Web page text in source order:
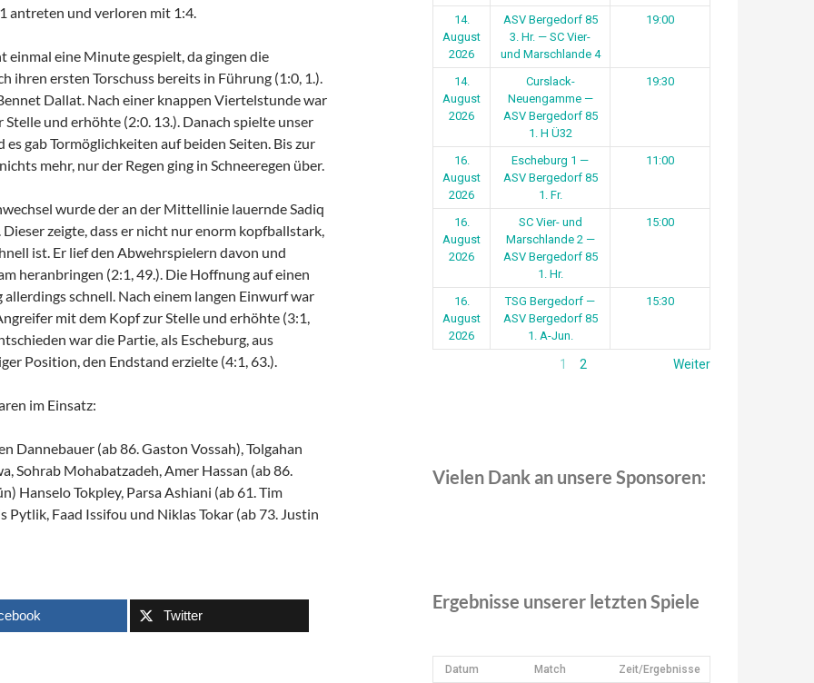
antreten und verloren mit 1:4.
einmal eine Minute gespielt, da gingen die
ihren ersten Torschuss bereits in Führung (1:0, 1.).
Dallat. Nach einer knappen Viertelstunde war
Stelle und erhöhte (2:0. 13.). Danach spielte unser
es gab Tormöglichkeiten auf beiden Seiten. Bis zur
mehr, nur der Regen ging in Schneeregen über.
wurde der an der Mittellinie lauernde Sadiq
zeigte, dass er nicht nur enorm kopfballstark,
ist. Er lief den Abwehrspielern davon und
heranbringen (2:1, 49.). Die Hoffnung auf einen
schnell. Nach einem langen Einwurf war
mit dem Kopf zur Stelle und erhöhte (3:1,
war die Partie, als Escheburg, aus
Position, den Endstand erzielte (4:1, 63.).
im Einsatz:
Dannebauer (ab 86. Gaston Vossah), Tolgahan
Sohrab Mohabatzadeh, Amer Hassan (ab 86.
Hanselo Tokpley, Parsa Ashiani (ab 61. Tim
Pytlik, Faad Issifou und Niklas Tokar (ab 73. Justin
Twitter
14.
August
2026
ASV Bergedorf 85
3. Hr. — SC Vier-
und Marschlande 4
19:00
14.
August
2026
Curslack-
Neuengamme —
ASV Bergedorf 85
1. H Ü32
19:30
16.
August
2026
Escheburg 1 —
ASV Bergedorf 85
1. Fr.
11:00
16.
August
2026
SC Vier- und
Marschlande 2 —
ASV Bergedorf 85
1. Hr.
15:00
16.
August
2026
TSG Bergedorf —
ASV Bergedorf 85
1. A-Jun.
15:30
1 2 Weiter
Vielen Dank an unsere Sponsoren:
Ergebnisse unserer letzten Spiele
Datum Match Zeit/Ergebnisse